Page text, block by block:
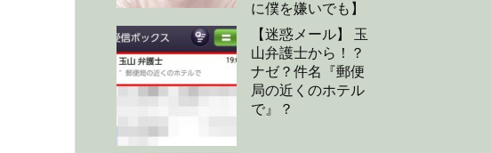
に僕を嫌いでも】
【迷惑メール】 玉
山弁護士から！？
ナゼ？件名『郵便
局の近くのホテル
で』？